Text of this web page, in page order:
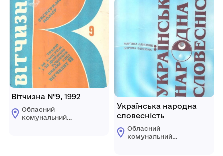
Вітчизна №9, 1992
Обласний
комунальний
Українська народна
словесність
Обласний
комунальний